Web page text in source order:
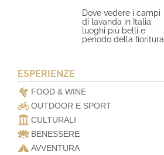
Dove vedere i campi
di lavanda in Italia:
luoghi più belli e
periodo della fioritura
ESPERIENZE
FOOD & WINE
OUTDOOR E SPORT
CULTURALI
BENESSERE
AVVENTURA